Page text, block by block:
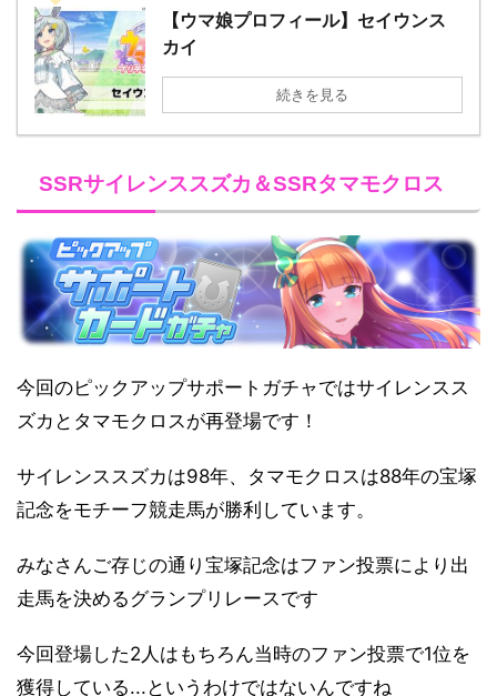
【ウマ娘プロフィール】セイウンス
カイ
続きを見る
SSRサイレンススズカ＆SSRタマモクロス
今回のピックアップサポートガチャではサイレンスス
ズカとタマモクロスが再登場です！
サイレンススズカは98年、タマモクロスは88年の宝塚
記念をモチーフ競走馬が勝利しています。
みなさんご存じの通り宝塚記念はファン投票により出
走馬を決めるグランプリレースです
今回登場した2人はもちろん当時のファン投票で1位を
獲得している...というわけではないんですね